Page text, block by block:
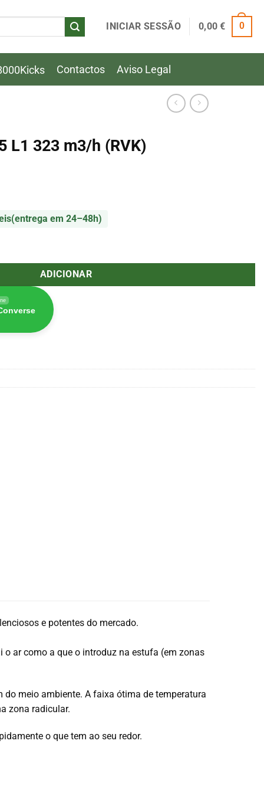
INICIAR SESSÃO 0,00€ 0
Contactos Aviso Legal
L1 323 m3/h (RVK)
(entrega em 24–48h)
323 m3/h (RVK)
ADICIONAR
e potentes do mercado.
ar como a que o introduz na estufa (em zonas
do meio ambiente. A faixa ótima de temperatura
zona radicular.
o que tem ao seu redor.